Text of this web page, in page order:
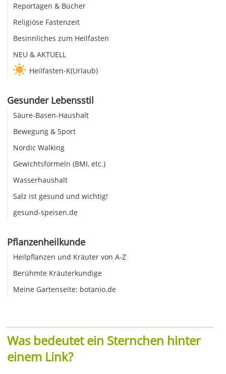
Reportagen & Bücher
Religiöse Fastenzeit
Besinnliches zum Heilfasten
NEU & AKTUELL
Heilfasten-K(Urlaub)
Gesunder Lebensstil
Säure-Basen-Haushalt
Bewegung & Sport
Nordic Walking
Gewichtsformeln (BMI, etc.)
Wasserhaushalt
Salz ist gesund und wichtig!
gesund-speisen.de
Pflanzenheilkunde
Heilpflanzen und Kräuter von A-Z
Berühmte Kräuterkundige
Meine Gartenseite: botanio.de
Was bedeutet ein Sternchen hinter
einem Link?